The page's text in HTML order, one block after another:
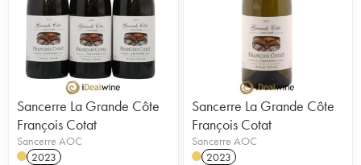
Sancerre La Grande Côte
François Cotat
Sancerre AOC
2023
Sancerre La Grande Côte
François Cotat
Sancerre AOC
2023